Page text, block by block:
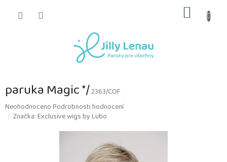
KOŠÍK
paruka Magic */2363/COF
Průměrné
hodnocení
NeohodnocenoPodrobnosti hodnocení
Značka:Exclusive wigs by Lubo